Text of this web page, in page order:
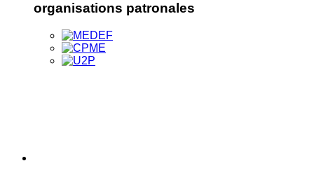
organisations patronales